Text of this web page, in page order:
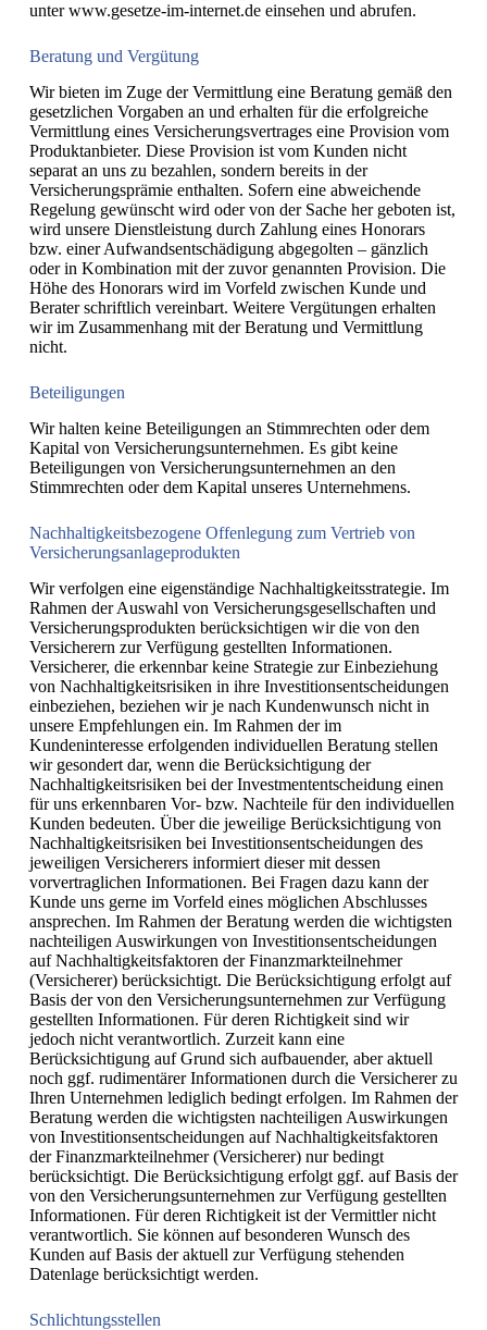
unter www.gesetze-im-internet.de einsehen und abrufen.
Beratung und Vergütung
Wir bieten im Zuge der Vermittlung eine Beratung gemäß den
gesetzlichen Vorgaben an und erhalten für die erfolgreiche
Vermittlung eines Versicherungsvertrages eine Provision vom
Produktanbieter. Diese Provision ist vom Kunden nicht
separat an uns zu bezahlen, sondern bereits in der
Versicherungsprämie enthalten. Sofern eine abweichende
Regelung gewünscht wird oder von der Sache her geboten ist,
wird unsere Dienstleistung durch Zahlung eines Honorars
bzw. einer Aufwandsentschädigung abgegolten – gänzlich
oder in Kombination mit der zuvor genannten Provision. Die
Höhe des Honorars wird im Vorfeld zwischen Kunde und
Berater schriftlich vereinbart. Weitere Vergütungen erhalten
wir im Zusammenhang mit der Beratung und Vermittlung
nicht.
Beteiligungen
Wir halten keine Beteiligungen an Stimmrechten oder dem
Kapital von Versicherungsunternehmen. Es gibt keine
Beteiligungen von Versicherungsunternehmen an den
Stimmrechten oder dem Kapital unseres Unternehmens.
Nachhaltigkeitsbezogene Offenlegung zum Vertrieb von
Versicherungsanlageprodukten
Wir verfolgen eine eigenständige Nachhaltigkeitsstrategie. Im
Rahmen der Auswahl von Versicherungsgesellschaften und
Versicherungsprodukten berücksichtigen wir die von den
Versicherern zur Verfügung gestellten Informationen.
Versicherer, die erkennbar keine Strategie zur Einbeziehung
von Nachhaltigkeitsrisiken in ihre Investitionsentscheidungen
einbeziehen, beziehen wir je nach Kundenwunsch nicht in
unsere Empfehlungen ein. Im Rahmen der im
Kundeninteresse erfolgenden individuellen Beratung stellen
wir gesondert dar, wenn die Berücksichtigung der
Nachhaltigkeitsrisiken bei der Investmententscheidung einen
für uns erkennbaren Vor- bzw. Nachteile für den individuellen
Kunden bedeuten. Über die jeweilige Berücksichtigung von
Nachhaltigkeitsrisiken bei Investitionsentscheidungen des
jeweiligen Versicherers informiert dieser mit dessen
vorvertraglichen Informationen. Bei Fragen dazu kann der
Kunde uns gerne im Vorfeld eines möglichen Abschlusses
ansprechen. Im Rahmen der Beratung werden die wichtigsten
nachteiligen Auswirkungen von Investitionsentscheidungen
auf Nachhaltigkeitsfaktoren der Finanzmarkteilnehmer
(Versicherer) berücksichtigt. Die Berücksichtigung erfolgt auf
Basis der von den Versicherungsunternehmen zur Verfügung
gestellten Informationen. Für deren Richtigkeit sind wir
jedoch nicht verantwortlich. Zurzeit kann eine
Berücksichtigung auf Grund sich aufbauender, aber aktuell
noch ggf. rudimentärer Informationen durch die Versicherer zu
Ihren Unternehmen lediglich bedingt erfolgen. Im Rahmen der
Beratung werden die wichtigsten nachteiligen Auswirkungen
von Investitionsentscheidungen auf Nachhaltigkeitsfaktoren
der Finanzmarkteilnehmer (Versicherer) nur bedingt
berücksichtigt. Die Berücksichtigung erfolgt ggf. auf Basis der
von den Versicherungsunternehmen zur Verfügung gestellten
Informationen. Für deren Richtigkeit ist der Vermittler nicht
verantwortlich. Sie können auf besonderen Wunsch des
Kunden auf Basis der aktuell zur Verfügung stehenden
Datenlage berücksichtigt werden.
Schlichtungsstellen